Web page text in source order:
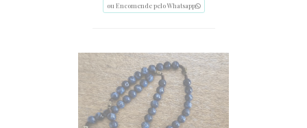
ou Encomende pelo Whatsapp